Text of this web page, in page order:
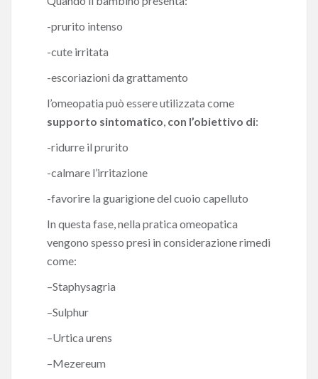
-prurito intenso
-cute irritata
-escoriazioni da grattamento
l’omeopatia può essere utilizzata come
supporto sintomatico, con l’obiettivo di:
-ridurre il prurito
-calmare l’irritazione
-favorire la guarigione del cuoio capelluto
In questa fase, nella pratica omeopatica
vengono spesso presi in considerazione rimedi
come:
–Staphysagria
–Sulphur
–Urtica urens
–Mezereum